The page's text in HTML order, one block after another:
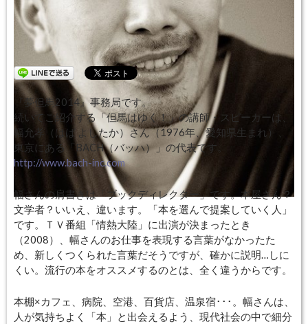
『夢但馬2014』事務局です。
続いてご紹介する「但馬はゆく！」の講師・スピーカーは、
幅允孝（はば よしたか）さん（1976年、愛知県生まれ）、
東京にある「BACH（バッハ）」の代表です。
http://www.bach-inc.com
幅さんの肩書きは「ブックディレクター」です。本屋さん？
文学者？いいえ、違います。「本を選んで提案していく人」
です。ＴＶ番組「情熱大陸」に出演が決まったとき
（2008）、幅さんのお仕事を表現する言葉がなかったた
め、新しくつくられた言葉だそうですが、確かに説明… しに
くい。流行の本をオススメするのとは、全く違うからです。
本棚×カフェ、病院、空港、百貨店、温泉宿･･･。幅さんは、
人が気持ちよく「本」と出会えるよう、現代社会の中で細分